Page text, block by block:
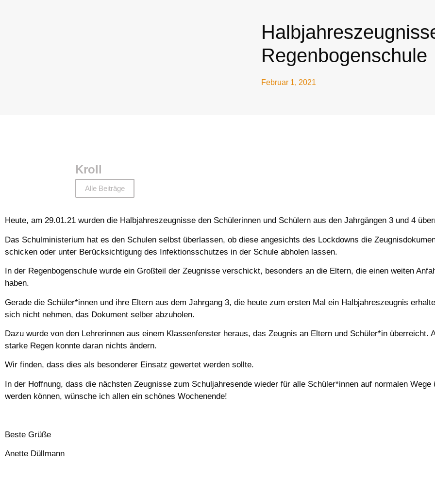
Regenbogenschule
Februar 1, 2021
Kroll
Alle Beiträge
Heute, am 29.01.21 wurden die Halbjahreszeugnisse den Schülerinnen und Schülern aus den Jahrgängen 3 und 4
Das Schulministerium hat es den Schulen selbst überlassen, ob diese angesichts des Lockdowns die
schicken oder unter Berücksichtigung des Infektionsschutzes in der Schule abholen lassen.
In der Regenbogenschule wurde ein Großteil der Zeugnisse verschickt, besonders an die Eltern, die einen weiten
haben.
Gerade die Schüler*innen und ihre Eltern aus dem Jahrgang 3, die heute zum ersten Mal ein Halbjahreszeugnis
sich nicht nehmen, das Dokument selber abzuholen.
Dazu wurde von den Lehrerinnen aus einem Klassenfenster heraus, das Zeugnis an Eltern und Schüler*in überreicht.
starke Regen konnte daran nichts ändern.
Wir finden, dass dies als besonderer Einsatz gewertet werden sollte.
In der Hoffnung, dass die nächsten Zeugnisse zum Schuljahresende wieder für alle Schüler*innen auf normalen Wege
werden können, wünsche ich allen ein schönes Wochenende!
Beste Grüße
Anette Düllmann